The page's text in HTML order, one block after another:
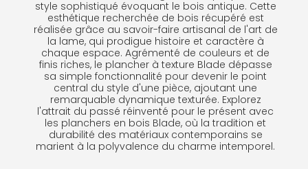
style sophistiqué évoquant le bois antique. Cette
esthétique recherchée de bois récupéré est
réalisée grâce au savoir-faire artisanal de l'art de
la lame, qui prodigue histoire et caractère à
chaque espace. Agrémenté de couleurs et de
finis riches, le plancher à texture Blade dépasse
sa simple fonctionnalité pour devenir le point
central du style d'une pièce, ajoutant une
remarquable dynamique texturée. Explorez
l'attrait du passé réinventé pour le présent avec
les planchers en bois Blade, où la tradition et
durabilité des matériaux contemporains se
marient à la polyvalence du charme intemporel.